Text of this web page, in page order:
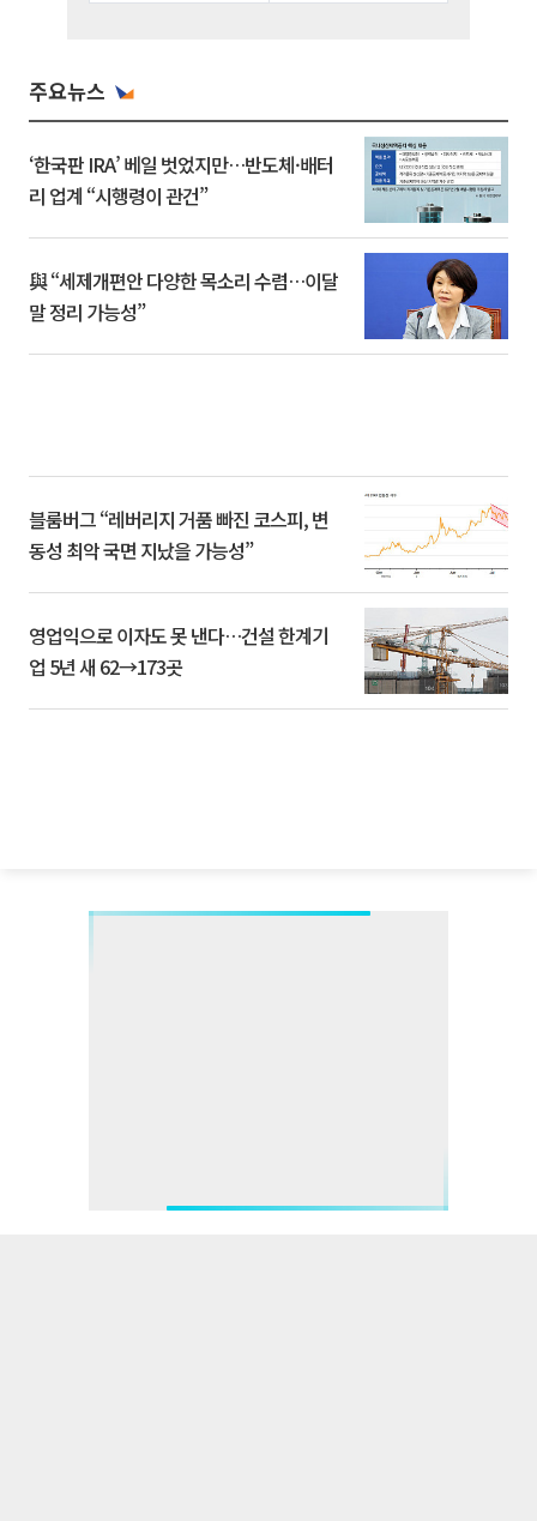
주요뉴스
‘한국판 IRA’ 베일 벗었지만…반도체·배터
리 업계 “시행령이 관건”
與 “세제개편안 다양한 목소리 수렴…이달
말 정리 가능성”
블룸버그 “레버리지 거품 빠진 코스피, 변
동성 최악 국면 지났을 가능성”
영업익으로 이자도 못 낸다…건설 한계기
업 5년 새 62→173곳